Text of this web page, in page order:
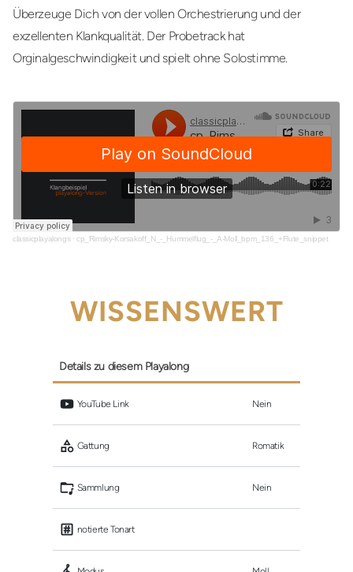
Überzeuge Dich von der vollen Orchestrierung und der
exzellenten Klankqualität. Der Probetrack hat
Orginalgeschwindigkeit und spielt ohne Solostimme.
classicplayalongs·cp_Rimsky-Korsakoff_N_-_Hummelflug_-_A-Moll_bpm_136_+Flute_snippet
WISSENSWERT
Details zu diesem Playalong
YouTube Link Nein
Gattung Romatik
Sammlung Nein
notierte Tonart